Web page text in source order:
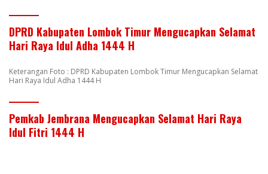
DPRD Kabupaten Lombok Timur Mengucapkan Selamat
Hari Raya Idul Adha 1444 H
Keterangan Foto : DPRD Kabupaten Lombok Timur Mengucapkan Selamat
Hari Raya Idul Adha 1444 H
Pemkab Jembrana Mengucapkan Selamat Hari Raya
Idul Fitri 1444 H